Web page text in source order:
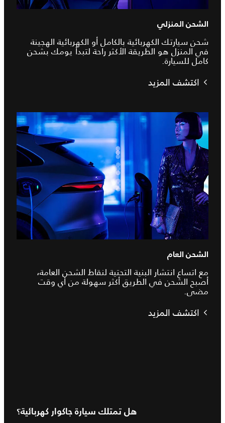
الشحن المنزلي
شحن سيارتك الكهربائية بالكامل أو الكهربائية الهجينة
في المنزل هو الطريقة الأكثر راحة لتبدأ يومك بشحن
كامل للسيارة.
اكتشف المزيد
الشحن العام
مع اتساع انتشار البنية التحتية لنقاط الشحن العامة،
أصبح الشحن في الطريق أكثر سهولة من أي وقت
مضى.
اكتشف المزيد
هل تمتلك سيارة جاكوار كهربائية؟